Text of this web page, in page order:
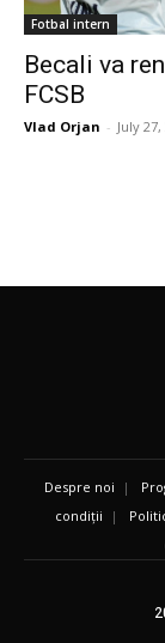
Fotbal intern
Becali va
FCSB
Vlad Orjan - July 27,
Despre noi |
condiții |